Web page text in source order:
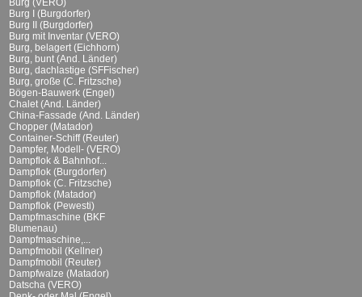
Burg (VERO)
Burg I (Burgdorfer)
Burg II (Burgdorfer)
Burg mit Inventar (VERO)
Burg, belagert (Eichhorn)
Burg, bunt (And. Länder)
Burg, dachlastige (SFFischer)
Burg, große (C. Fritzsche)
Bögen-Bauwerk (Engel)
Chalet (And. Länder)
China-Fassade (And. Länder)
Chopper (Matador)
Container-Schiff (Reuter)
Dampfer, Modell- (VERO)
Dampflok & Bahnhof...
Dampflok (Burgdorfer)
Dampflok (C. Fritzsche)
Dampflok (Matador)
Dampflok (Pewesti)
Dampfmaschine (BKF
Blumenau)
Dampfmaschine,...
Dampfmobil (Kellner)
Dampfmobil (Reuter)
Dampfwalze (Matador)
Datscha (VERO)